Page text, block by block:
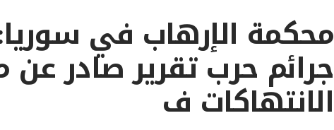
محكمة الإرهاب في
جرائم حرب تقرير صادر عن
الانتهاكات ف